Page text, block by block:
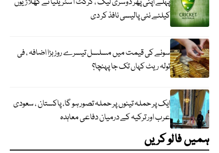
کیلئے نئی پالیسی نافذ کر دی
سونے کی قیمت میں مسلسل تیسرے روز بڑا اضافہ ، فی
تولہ ریٹ کہاں تک جا پہنچا؟
ایک پر حملہ تینوں پر حملہ تصور ہو گا، پاکستان ، سعودی
عرب اور ترکیہ کے درمیان دفاعی معاہدہ
ہمیں فالو کریں